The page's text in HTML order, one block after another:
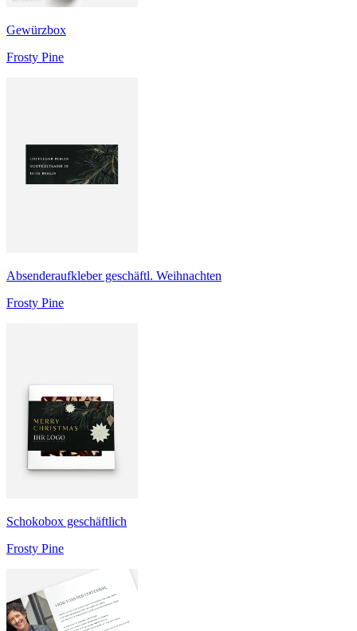
Gewürzbox
Frosty Pine
Absenderaufkleber geschäftl. Weihnachten
Frosty Pine
Schokobox geschäftlich
Frosty Pine